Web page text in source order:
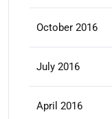
October 2016
July 2016
April 2016